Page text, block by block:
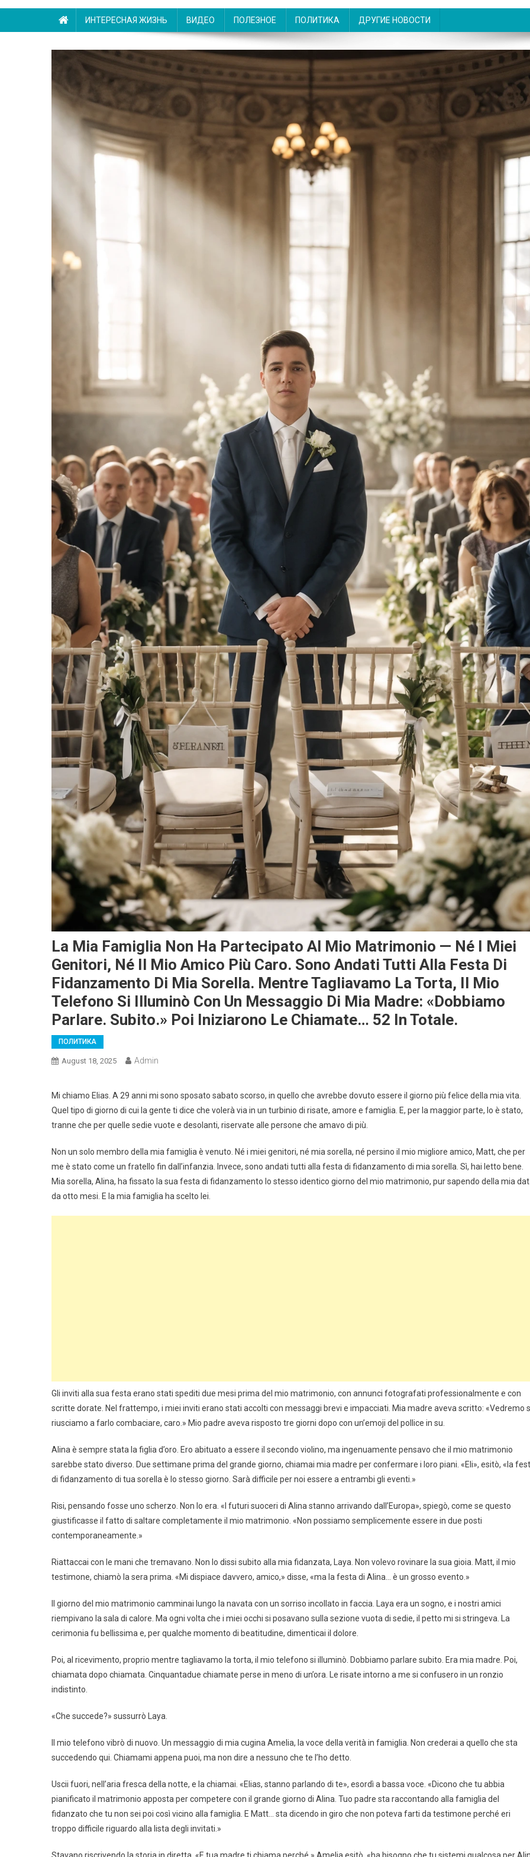
ИНТЕРЕСНАЯ ЖИЗНЬ ВИДЕО ПОЛЕЗНОЕ ПОЛИТИКА ДРУГИЕ НОВОСТИ
La Mia Famiglia Non Ha Partecipato Al Mio Matrimonio — Né I Miei
Genitori, Né Il Mio Amico Più Caro. Sono Andati Tutti Alla Festa Di
Fidanzamento Di Mia Sorella. Mentre Tagliavamo La Torta, Il Mio
Telefono Si Illuminò Con Un Messaggio Di Mia Madre: «Dobbiamo
Parlare. Subito.» Poi Iniziarono Le Chiamate… 52 In Totale.
ПОЛИТИКА
August 18, 2025 Admin
Mi chiamo Elias. A 29 anni mi sono sposato sabato scorso, in quello che avrebbe dovuto essere il giorno più felice della mia vita.
Quel tipo di giorno di cui la gente ti dice che volerà via in un turbinio di risate, amore e famiglia. E, per la maggior parte, lo è stato,
tranne che per quelle sedie vuote e desolanti, riservate alle persone che amavo di più.
Non un solo membro della mia famiglia è venuto. Né i miei genitori, né mia sorella, né persino il mio migliore amico, Matt, che per
me è stato come un fratello fin dall’infanzia. Invece, sono andati tutti alla festa di fidanzamento di mia sorella. Sì, hai letto bene.
Mia sorella, Alina, ha fissato la sua festa di fidanzamento lo stesso identico giorno del mio matrimonio, pur sapendo della mia
da otto mesi. E la mia famiglia ha scelto lei.
Gli inviti alla sua festa erano stati spediti due mesi prima del mio matrimonio, con annunci fotografati professionalmente e con
scritte dorate. Nel frattempo, i miei inviti erano stati accolti con messaggi brevi e impacciati. Mia madre aveva scritto: «Vedremo
riusciamo a farlo combaciare, caro.» Mio padre aveva risposto tre giorni dopo con un’emoji del pollice in su.
Alina è sempre stata la figlia d’oro. Ero abituato a essere il secondo violino, ma ingenuamente pensavo che il mio matrimonio
sarebbe stato diverso. Due settimane prima del grande giorno, chiamai mia madre per confermare i loro piani. «Eli», esitò, «la
di fidanzamento di tua sorella è lo stesso giorno. Sarà difficile per noi essere a entrambi gli eventi.»
Risi, pensando fosse uno scherzo. Non lo era. «I futuri suoceri di Alina stanno arrivando dall’Europa», spiegò, come se questo
giustificasse il fatto di saltare completamente il mio matrimonio. «Non possiamo semplicemente essere in due posti
contemporaneamente.»
Riattaccai con le mani che tremavano. Non lo dissi subito alla mia fidanzata, Laya. Non volevo rovinare la sua gioia. Matt, il mio
testimone, chiamò la sera prima. «Mi dispiace davvero, amico,» disse, «ma la festa di Alina… è un grosso evento.»
Il giorno del mio matrimonio camminai lungo la navata con un sorriso incollato in faccia. Laya era un sogno, e i nostri amici
riempivano la sala di calore. Ma ogni volta che i miei occhi si posavano sulla sezione vuota di sedie, il petto mi si stringeva. La
cerimonia fu bellissima e, per qualche momento di beatitudine, dimenticai il dolore.
Poi, al ricevimento, proprio mentre tagliavamo la torta, il mio telefono si illuminò. Dobbiamo parlare subito. Era mia madre. Poi,
chiamata dopo chiamata. Cinquantadue chiamate perse in meno di un’ora. Le risate intorno a me si confusero in un ronzio
indistinto.
«Che succede?» sussurrò Laya.
Il mio telefono vibrò di nuovo. Un messaggio di mia cugina Amelia, la voce della verità in famiglia. Non crederai a quello che sta
succedendo qui. Chiamami appena puoi, ma non dire a nessuno che te l’ho detto.
Uscii fuori, nell’aria fresca della notte, e la chiamai. «Elias, stanno parlando di te», esordì a bassa voce. «Dicono che tu abbia
pianificato il matrimonio apposta per competere con il grande giorno di Alina. Tuo padre sta raccontando alla famiglia del
fidanzato che tu non sei poi così vicino alla famiglia. E Matt… sta dicendo in giro che non poteva farti da testimone perché eri
troppo difficile riguardo alla lista degli invitati.»
Stavano riscrivendo la storia in diretta. «E tua madre ti chiama perché,» Amelia esitò, «ha bisogno che tu sistemi qualcosa per